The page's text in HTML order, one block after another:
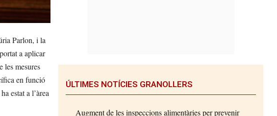
Parlon, i la
a aplicar
les mesures
en funció
estat a l’àrea
ÚLTIMES NOTÍCIES GRANOLLERS
Augment de les inspeccions alimentàries per prevenir